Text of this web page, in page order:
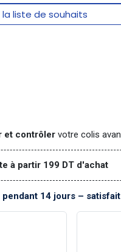
liste de souhaits
et contrôler votre colis
à partir 199 DT d'achat
14 jours –